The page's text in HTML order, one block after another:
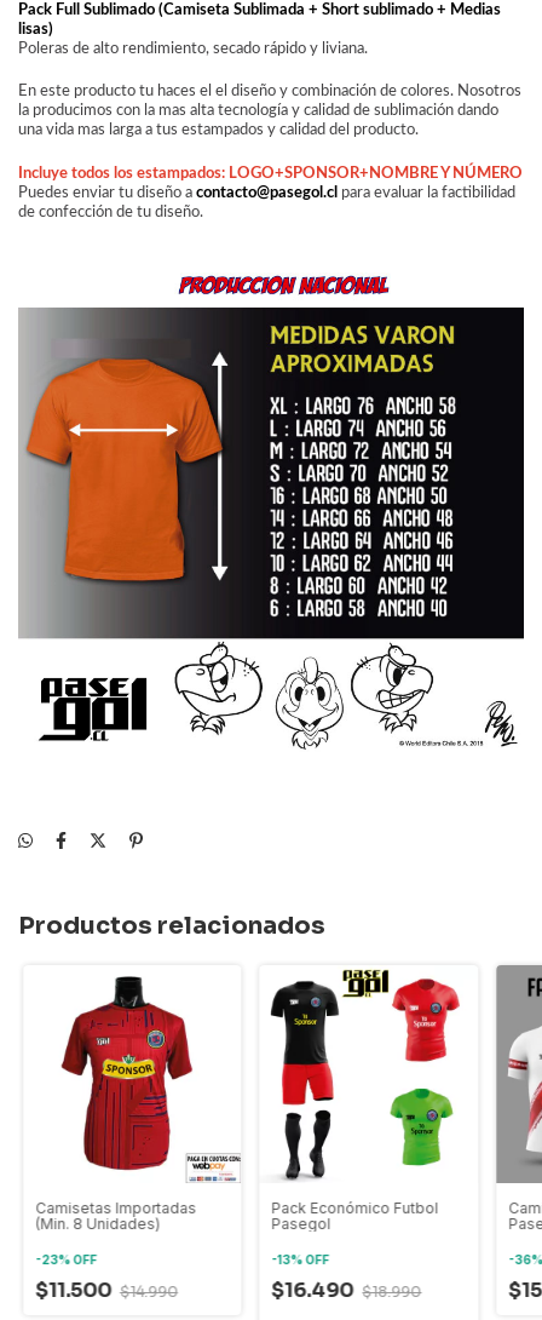
Pack Full Sublimado (Camiseta Sublimada + Short sublimado + Medias
lisas)
Poleras de alto rendimiento, secado rápido y liviana.
En este producto tu haces el el diseño y combinación de colores. Nosotros
la producimos con la mas alta tecnología y calidad de sublimación dando
una vida mas larga a tus estampados y calidad del producto.
Incluye todos los estampados: LOGO+SPONSOR+NOMBRE Y NÚMERO
Puedes enviar tu diseño a contacto@pasegol.cl para evaluar la factibilidad
de confección de tu diseño.
Productos relacionados
Camisetas Importadas
(Min. 8 Unidades)
-23%OFF
$11.500 $14.990
Pack Económico Futbol
Pasegol
-13%OFF
$16.490 $18.990
-36